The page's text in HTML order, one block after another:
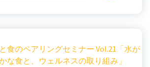
食のペアリングセミナー Vol.21「水が
な食と、ウェルネスの取り組み」